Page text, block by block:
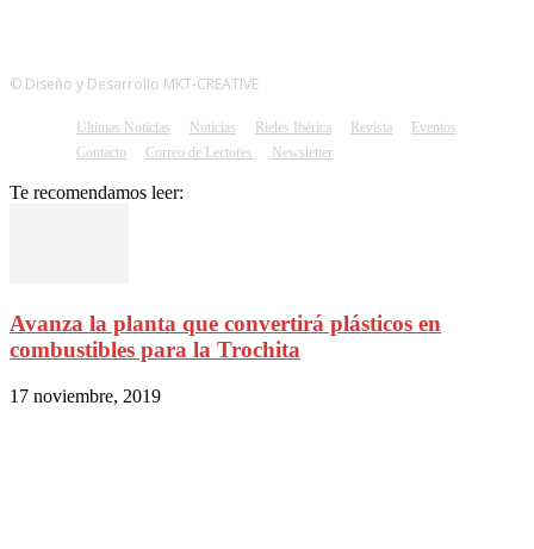
© Diseño y Desarrollo MKT-CREATIVE
Ultimas Noticias Noticias Rieles Ibérica Revista
Eventos
Contacto
Correo de Lectores Newsletter
Te recomendamos leer:
Avanza la planta que convertirá plásticos en
combustibles para la Trochita
17 noviembre, 2019